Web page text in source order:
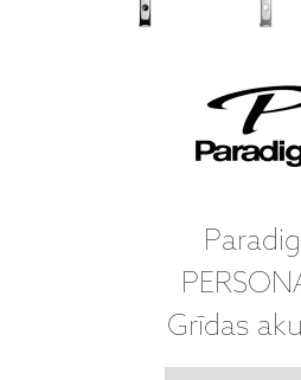
Grīdas